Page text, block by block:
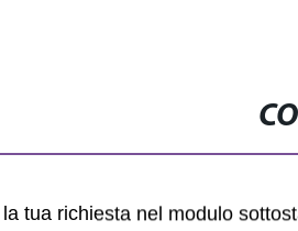
tua richiesta nel modulo